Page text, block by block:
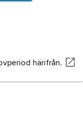
härifrån.